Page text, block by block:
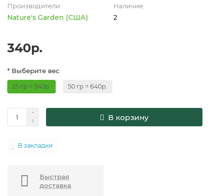
Производители
Nature's Garden (США)
Наличие:
2
340р.
* Выберите вес
25 гр = 340р. 50 гр = 640р.
В корзину
В закладки
Быстрая
доставка